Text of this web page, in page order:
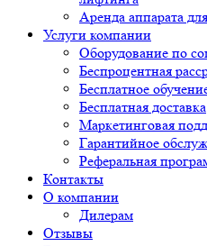
Аренда аппарата
Услуги компании
Оборудование по
Беспроцентная
Бесплатное
Бесплатная доставка
Маркетинговая
Гарантийное
Реферальная
Контакты
О компании
Дилерам
Отзывы